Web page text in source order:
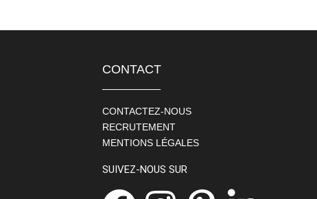
CONTACT
CONTACTEZ-NOUS
RECRUTEMENT
MENTIONS LÉGALES
SUIVEZ-NOUS SUR